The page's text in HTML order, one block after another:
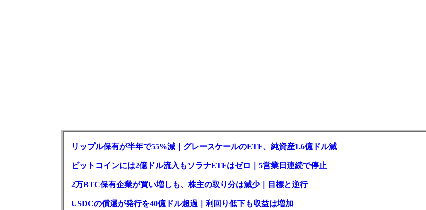
リップル保有が半年で55%減｜グレースケールのETF、純資産1.6億ドル減
ビットコインには2億ドル流入もソラナETFはゼロ｜5営業日連続で停止
2万BTC保有企業が買い増しも、株主の取り分は減少｜目標と逆行
USDCの償還が発行を40億ドル超過｜利回り低下も収益は増加